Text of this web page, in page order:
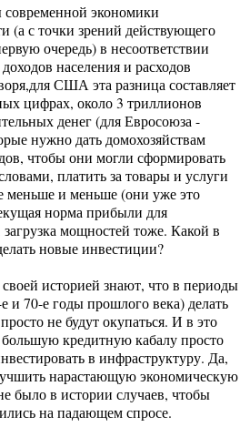
экономики
(а с точки зрений действующего
очередь) в несоответствии
населения и расходов
США эта разница составляет
цифрах, около 3 триллионов
денег (для Евросоюза -
нужно дать домохозяйствам
чтобы они могли сформировать
платить за товары и услуги
меньше и меньше (они уже это
норма прибыли для
мощностей тоже. Какой в
новые инвестиции?
историей знают, что в периоды
и 70-е годы прошлого века) делать
не будут окупаться. И в это
кредитную кабалу просто
в инфраструктуру. Да,
нарастающую экономическую
было в истории случаев, чтобы
на падающем спросе.